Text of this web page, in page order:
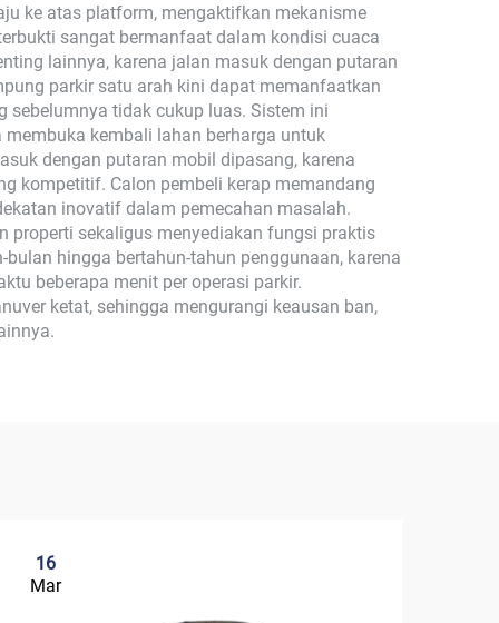
ke atas platform, mengaktifkan mekanisme
sangat bermanfaat dalam kondisi cuaca
lainnya, karena jalan masuk dengan putaran
parkir satu arah kini dapat memanfaatkan
sebelumnya tidak cukup luas. Sistem ini
kembali lahan berharga untuk
dengan putaran mobil dipasang, karena
kompetitif. Calon pembeli kerap memandang
inovatif dalam pemecahan masalah.
properti sekaligus menyediakan fungsi praktis
hingga bertahun-tahun penggunaan, karena
beberapa menit per operasi parkir.
ketat, sehingga mengurangi keausan ban,
16
Mar